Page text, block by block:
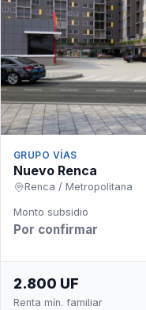
GRUPO VÍAS
Nuevo Renca
Renca / Metropolitana
Monto subsidio
Por confirmar
2.800 UF
Renta mín. familiar